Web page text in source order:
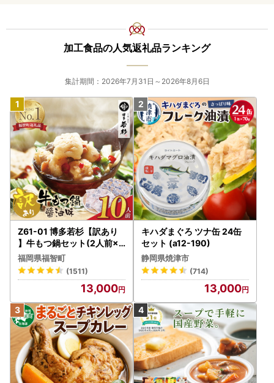
加工食品の人気返礼品ランキング
集計期間：2026年7月31日～2026年8月6日
Z61-01 博多若杉【訳あり
】牛もつ鍋セット(2人前×5
) 10人前 もつ鍋
福岡県福智町
(1511)
13,000
キハダまぐろ ツナ缶 24缶
セット (a12-190)
静岡県焼津市
(714)
13,000